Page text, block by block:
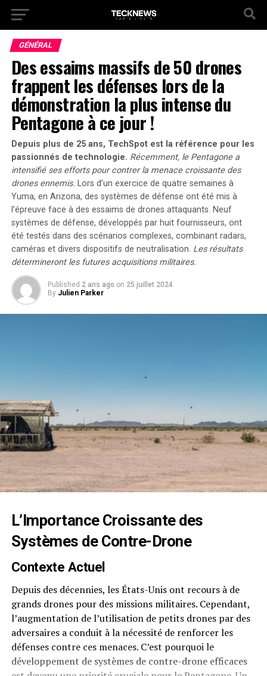
GÉNÉRAL
Des essaims massifs de 50 drones
frappent les défenses lors de la
démonstration la plus intense du
Pentagone à ce jour !
Depuis plus de 25 ans, TechSpot est la référence pour les
passionnés de technologie. Récemment, le Pentagone a
intensifié ses efforts pour contrer la menace croissante des
drones ennemis. Lors d’un exercice de quatre semaines à
Yuma, en Arizona, des systèmes de défense ont été mis à
l’épreuve face à des essaims de drones attaquants. Neuf
systèmes de défense, développés par huit fournisseurs, ont
été testés dans des scénarios complexes, combinant radars,
caméras et divers dispositifs de neutralisation. Les résultats
détermineront les futures acquisitions militaires.
Published 2 ans ago on 25 juillet 2024
By Julien Parker
L’Importance Croissante des
Systèmes de Contre-Drone
Contexte Actuel
Depuis des décennies, les États-Unis ont recours à de
grands drones pour des missions militaires. Cependant,
l’augmentation de l’utilisation de petits drones par des
adversaires a conduit à la nécessité de renforcer les
défenses contre ces menaces. C’est pourquoi le
développement de systèmes de contre-drone efficaces